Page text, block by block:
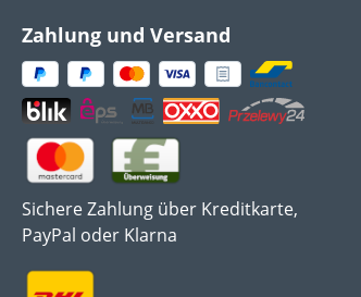
Zahlung und Versand
Sichere Zahlung über Kreditkarte,
PayPal oder Klarna